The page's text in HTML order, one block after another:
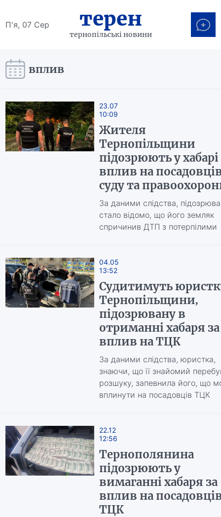
П'я, 07 Сер терен
тернопільські новини
вплив
23.07
10:09
Жителя
Тернопільщини
підозрюють у хабарі
вплив на
суду та
За даними слідства,
стало відомо, що його земляк
спричинив ДТП з потерпілими
04.05
13:52
Судитимуть
Тернопільщини,
підозрювану в
отриманні хабаря за
вплив на ТЦК
За даними слідства, юристка,
знаючи, що її знайомий
розшуку, запевнила його, що
вплинути на посадовців ТЦК
22.12
12:56
Тернополянина
підозрюють у
вимаганні хабаря за
вплив на
ТЦК